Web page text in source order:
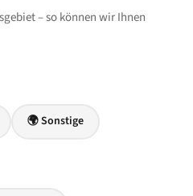
– so können wir Ihnen
🌍 Sonstige